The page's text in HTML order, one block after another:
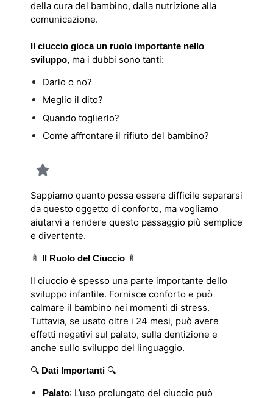
della cura del bambino, dalla nutrizione alla
comunicazione.
Il ciuccio gioca un ruolo importante nello
sviluppo, ma i dubbi sono tanti:
Darlo o no?
Meglio il dito?
Quando toglierlo?
Come affrontare il rifiuto del bambino?
Sappiamo quanto possa essere difficile separarsi
da questo oggetto di conforto, ma vogliamo
aiutarvi a rendere questo passaggio più semplice
e divertente.
🍼 Il Ruolo del Ciuccio 🍼
Il ciuccio è spesso una parte importante dello
sviluppo infantile. Fornisce conforto e può
calmare il bambino nei momenti di stress.
Tuttavia, se usato oltre i 24 mesi, può avere
effetti negativi sul palato, sulla dentizione e
anche sullo sviluppo del linguaggio.
🔍 Dati Importanti 🔍
Palato: L’uso prolungato del ciuccio può